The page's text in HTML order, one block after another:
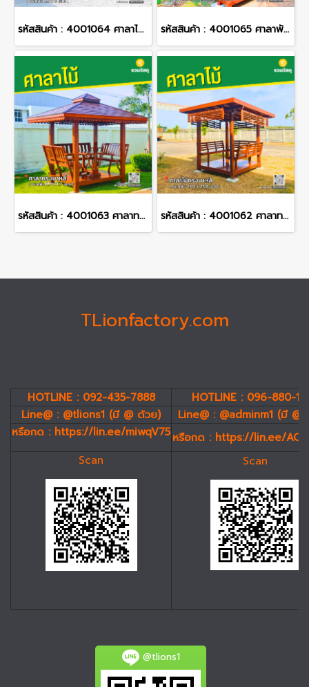
รหัสสินค้า : 4001064 ศาลาไม้ทรงไทย ขนาดพื้น 2.5 x 5 เมตร รหัสสินค้า : 4001065 ศาลาพักสูบบุหรี่ ทรงบาหลี ขนาดพื้น 1.20 x 1.70 เมตร
รหัสสินค้า : 4001063 ศาลาทรงบาหลี ขนาดพื้น 1.7 x 1.7 เมตร รหัสสินค้า : 4001062 ศาลาทรงโมเดิร์น ขนาดพื้น 2.0 x 2.0 เมตร
TLionfactory.com
HOTLINE : 092-435-7888
HOTLINE : 096-880-
Line@ : @tlions1 (มี @ ด้วย)
Line@ : @adminm1 (มี
หรือกด : https://lin.ee/miwqV75หรือกด : https://lin.ee/
Scan
Scan
@tlions1